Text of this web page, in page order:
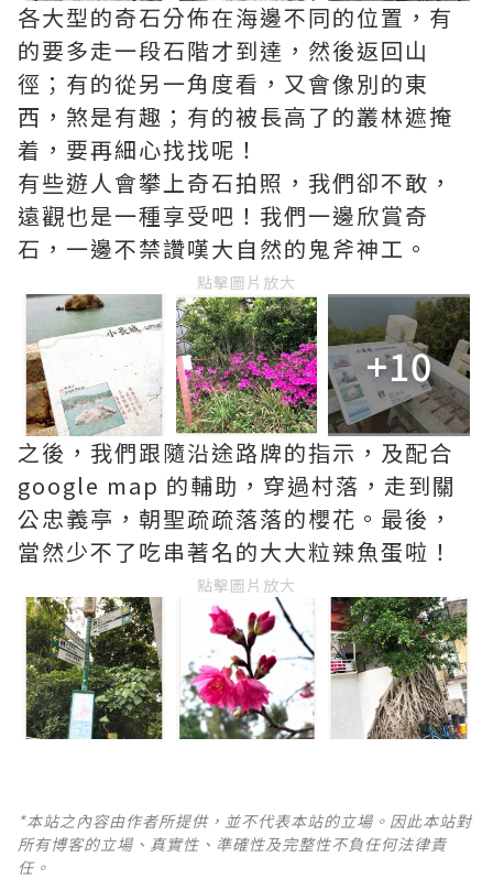
各大型的奇石分佈在海邊不同的位置，有
的要多走一段石階才到達，然後返回山
徑；有的從另一角度看，又會像別的東
西，煞是有趣；有的被長高了的叢林遮掩
着，要再細心找找呢！
有些遊人會攀上奇石拍照，我們卻不敢，
遠觀也是一種享受吧！我們一邊欣賞奇
石，一邊不禁讚嘆大自然的鬼斧神工。
點擊圖片放大
+10
之後，我們跟隨沿途路牌的指示，及配合
google map 的輔助，穿過村落，走到關
公忠義亭，朝聖疏疏落落的櫻花。最後，
當然少不了吃串著名的大大粒辣魚蛋啦！
點擊圖片放大
*本站之內容由作者所提供，並不代表本站的立場。因此本站對
所有博客的立場、真實性、準確性及完整性不負任何法律責
任。